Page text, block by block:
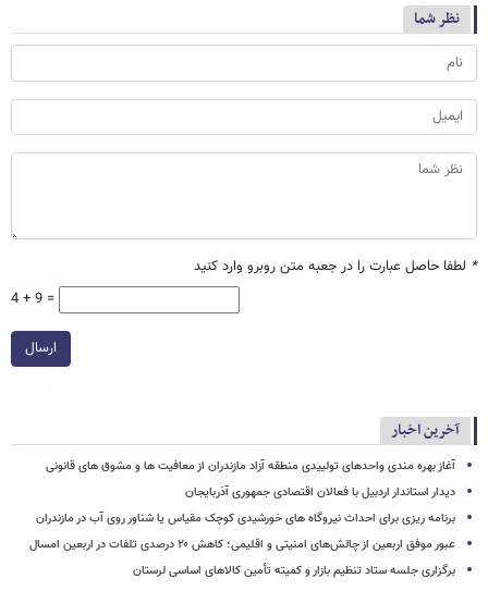
نظر شما
* لطفا حاصل عبارت را در جعبه متن روبرو وارد کنید
4 + 9 =
ارسال
آخرین اخبار
آغاز بهره مندی واحدهای تولییدی منطقه آزاد مازندران از معافیت ها و مشوق های قانونی
دیدار استاندار اردبیل با فعالان اقتصادی جمهوری آذربایجان
برنامه ریزی برای احداث نیروگاه های خورشیدی کوچک مقیاس یا شناور روی آب در مازندران
عبور موفق اربعین از چالش‌های امنیتی و اقلیمی؛ کاهش ۲۰ درصدی تلفات در اربعین امسال
برگزاری جلسه ستاد تنظیم بازار و کمیته تأمین کالاهای اساسی لرستان